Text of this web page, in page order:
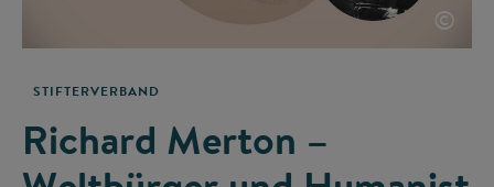
©
STIFTERVERBAND
Richard Merton –